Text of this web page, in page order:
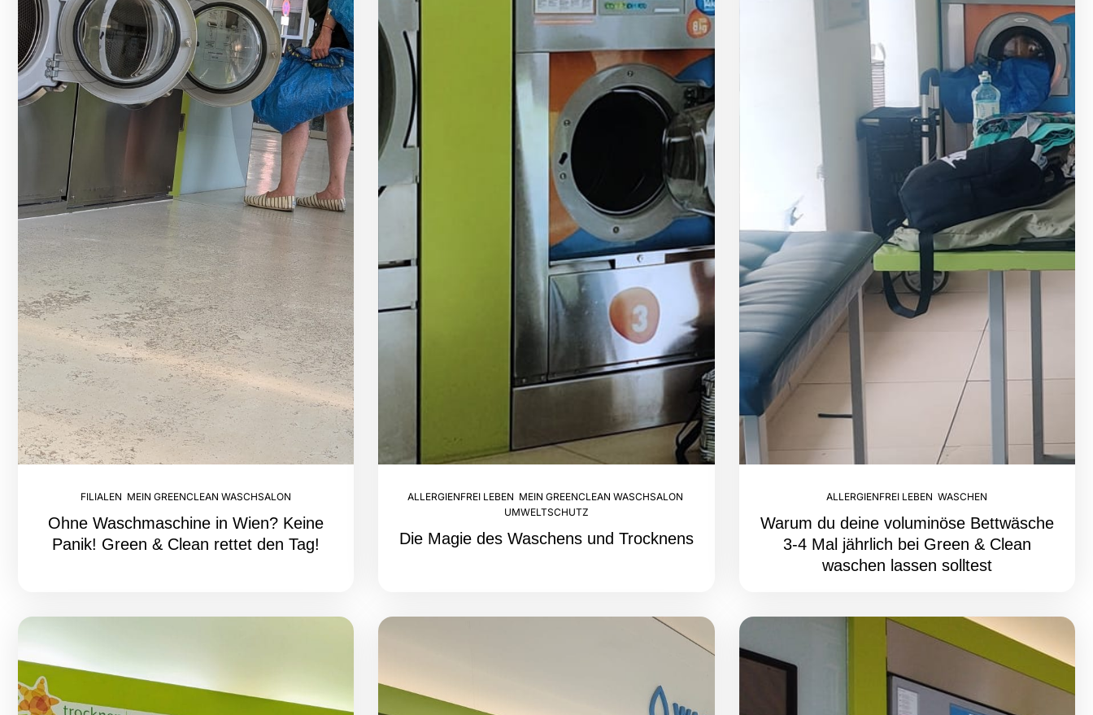
FILIALEN MEIN GREENCLEAN WASCHSALON
Ohne Waschmaschine in Wien? Keine
Panik! Green & Clean rettet den Tag!
ALLERGIENFREI LEBEN MEIN GREENCLEAN WASCHSALON
UMWELTSCHUTZ
Die Magie des Waschens und Trocknens
ALLERGIENFREI LEBEN ,WASCHEN
Warum du deine voluminöse Bettwäsche
3-4 Mal jährlich bei Green & Clean
waschen lassen solltest